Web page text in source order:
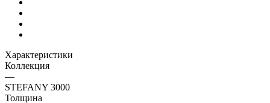
Характеристики
Коллекция
—
STEFANY 3000
Толщина